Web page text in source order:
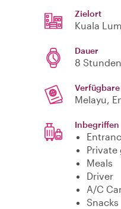
Zielort
Kuala
Dauer
8 Stunden
Melayu,
Inbegriffen
Private
Meals
Driver
A/C
Snacks